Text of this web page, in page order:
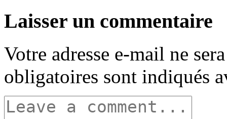
Laisser un commentaire
Votre adresse e-mail ne
obligatoires sont indiqués